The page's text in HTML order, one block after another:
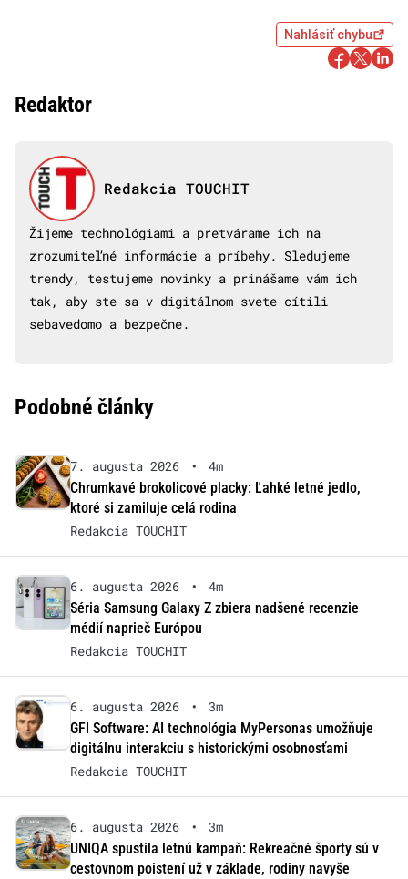
Nahlásiť chybu
Redaktor
Redakcia TOUCHIT
Žijeme technológiami a pretvárame ich na
zrozumiteľné informácie a príbehy. Sledujeme
trendy, testujeme novinky a prinášame vám ich
tak, aby ste sa v digitálnom svete cítili
sebavedomo a bezpečne.
Podobné články
7. augusta 2026 •
4m
Chrumkavé brokolicové placky: Ľahké letné jedlo,
ktoré si zamiluje celá rodina
Redakcia TOUCHIT
6. augusta 2026 •
4m
Séria Samsung Galaxy Z zbiera nadšené recenzie
médií naprieč Európou
Redakcia TOUCHIT
6. augusta 2026 •
3m
GFI Software: AI technológia MyPersonas umožňuje
digitálnu interakciu s historickými osobnosťami
Redakcia TOUCHIT
6. augusta 2026 •
3m
UNIQA spustila letnú kampaň: Rekreačné športy sú v
cestovnom poistení už v základe, rodiny navyše